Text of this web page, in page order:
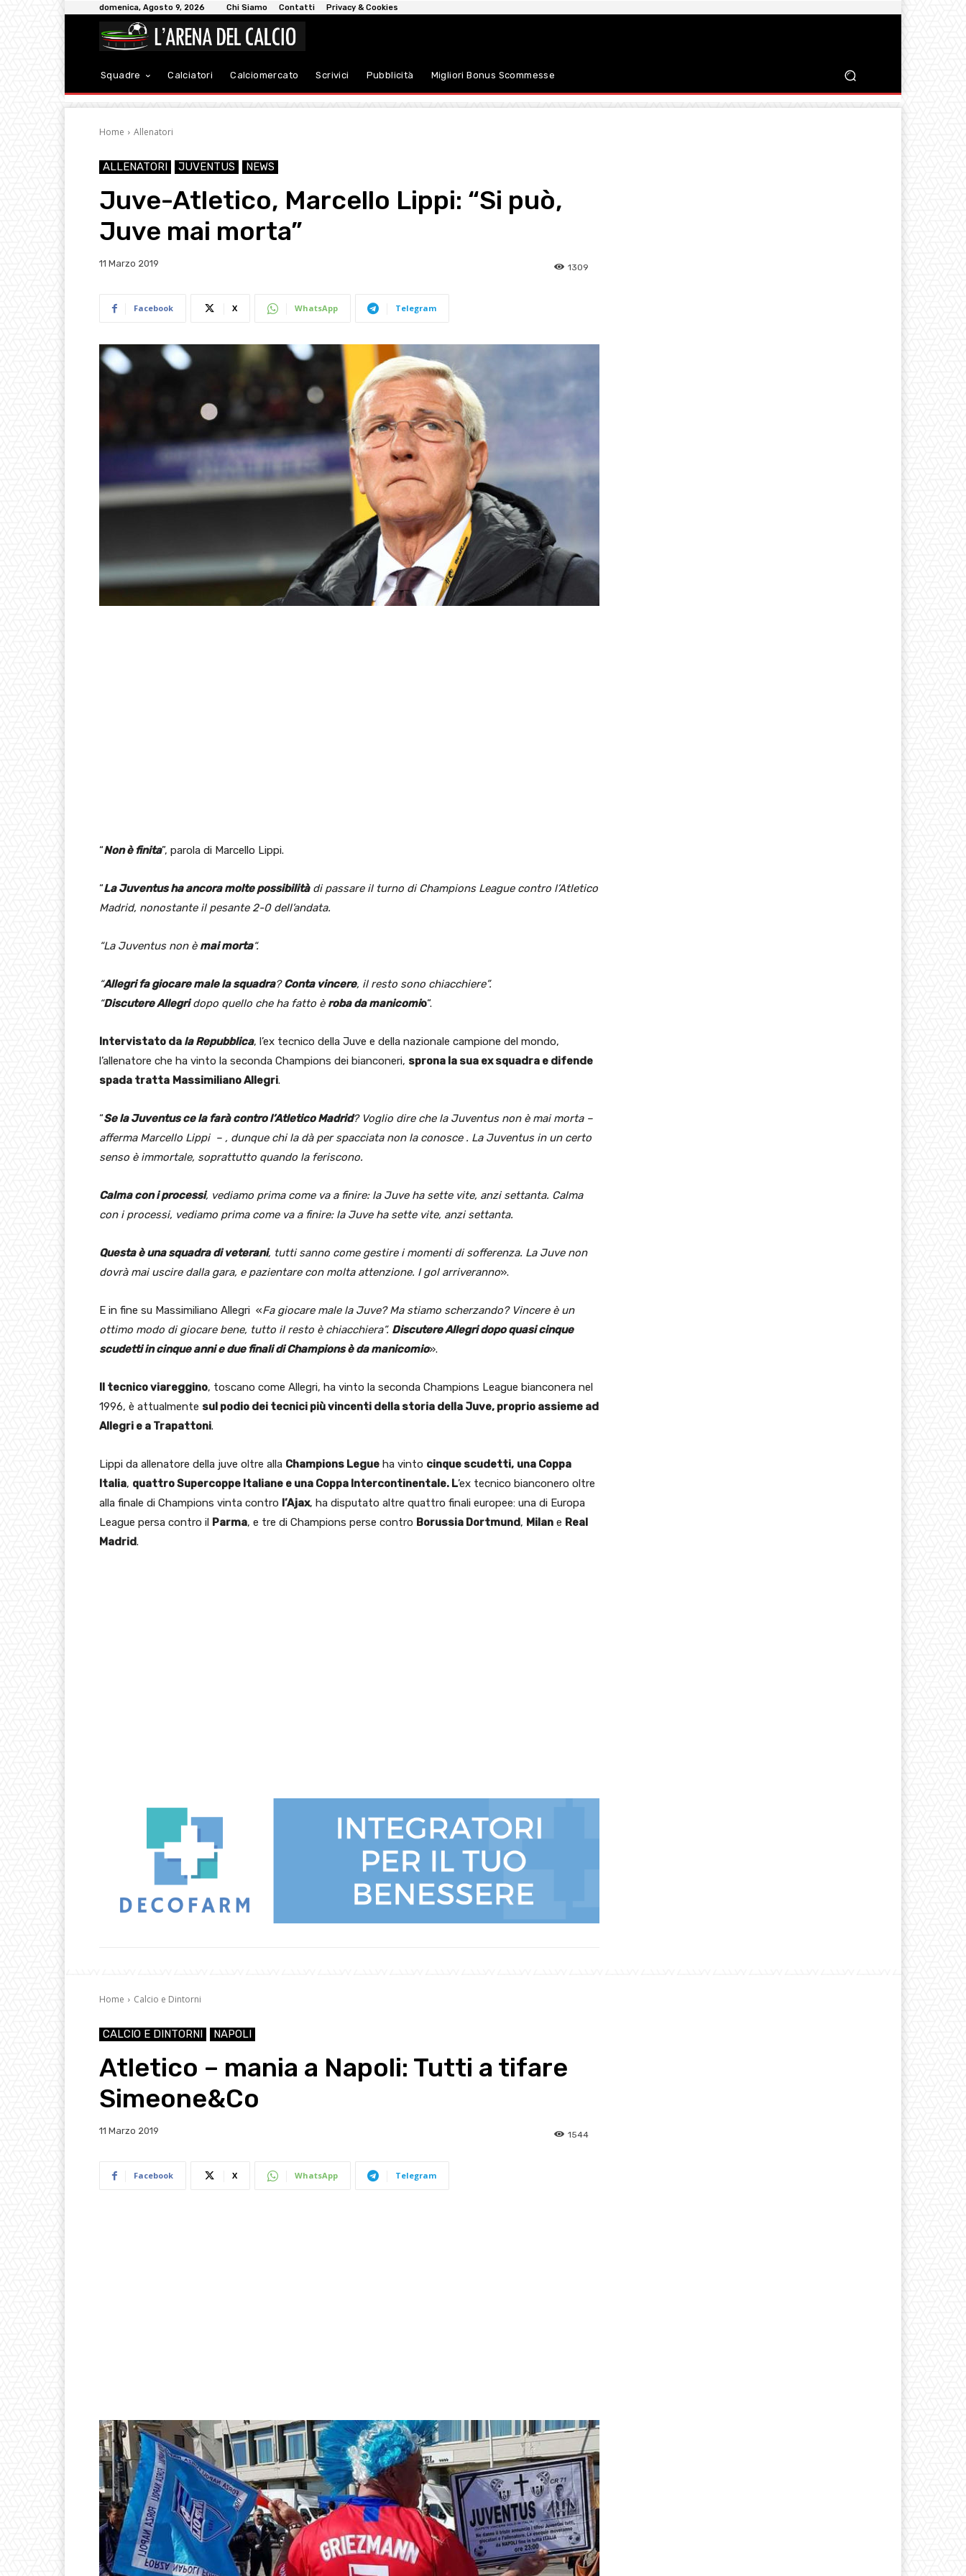
domenica, Agosto 9, 2026 Chi Siamo Contatti Privacy & Cookies
Squadre Calciatori Calciomercato Scrivici Pubblicità Migliori Bonus Scommesse
Home Allenatori
ALLENATORI JUVENTUS NEWS
Juve-Atletico, Marcello Lippi: “Si può,
Juve mai morta”
11 Marzo 2019 1309
Facebook X WhatsApp Telegram
“Non è finita”, parola di Marcello Lippi.
“La Juventus ha ancora molte possibilitàdi passare il turno di Champions League contro l’Atletico
Madrid, nonostante il pesante 2-0 dell’andata.
“La Juventus non è mai morta“.
“Allegri fa giocare male la squadra?Conta vincere, il resto sono chiacchiere”.
“Discutere Allegridopo quello che ha fatto è roba da manicomio“.
Intervistato da la Repubblica, l’ex tecnico della Juve e della nazionale campione del mondo,
l’allenatore che ha vinto la seconda Champions dei bianconeri, sprona la sua ex squadra e difende
spada tratta Massimiliano Allegri.
“Se la Juventus ce la farà contro l’Atletico Madrid? Voglio dire che la Juventus non è mai morta –
afferma Marcello Lippi – , dunque chi la dà per spacciata non la conosce . La Juventus in un certo
senso è immortale, soprattutto quando la feriscono.
Calma con i processi, vediamo prima come va a finire: la Juve ha sette vite, anzi settanta. Calma
con i processi, vediamo prima come va a finire: la Juve ha sette vite, anzi settanta.
Questa è una squadra di veterani, tutti sanno come gestire i momenti di sofferenza. La Juve non
dovrà mai uscire dalla gara, e pazientare con molta attenzione. I gol arriveranno».
E in fine su Massimiliano Allegri «Fa giocare male la Juve? Ma stiamo scherzando? Vincere è un
ottimo modo di giocare bene, tutto il resto è chiacchiera”. Discutere Allegri dopo quasi cinque
scudetti in cinque anni e due finali di Champions è da manicomio».
Il tecnico viareggino, toscano come Allegri, ha vinto la seconda Champions League bianconera nel
1996, è attualmente sul podio dei tecnici più vincenti della storia della Juve, proprio assieme ad
Allegri e a Trapattoni.
Lippi da allenatore della juve oltre alla Champions Legue ha vinto cinque scudetti, una Coppa
Italia, quattro Supercoppe Italiane e una Coppa Intercontinentale. L’ex tecnico bianconero oltre
alla finale di Champions vinta contro l’Ajax, ha disputato altre quattro finali europee: una di Europa
League persa contro il Parma, e tre di Champions perse contro Borussia Dortmund, Milan e Real
Madrid.